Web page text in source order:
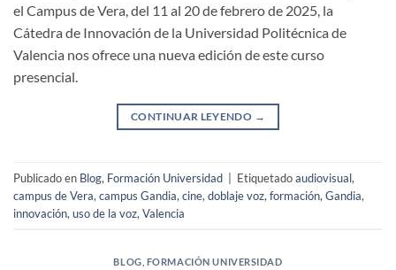
el Campus de Vera, del 11 al 20 de febrero de 2025, la
Cátedra de Innovación de la Universidad Politécnica de
Valencia nos ofrece una nueva edición de este curso
presencial.
CONTINUAR LEYENDO →
Publicado en Blog, Formación Universidad Etiquetadoaudiovisual,
campus de Vera, campus Gandia, cine, doblaje voz, formación, Gandia,
innovación, uso de la voz, Valencia
BLOG FORMACIÓN UNIVERSIDAD